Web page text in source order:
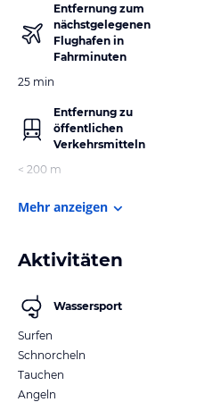
Entfernung zum
nächstgelegenen
Flughafen in
Fahrminuten
25 min
Entfernung zu
öffentlichen
Verkehrsmitteln
< 200 m
Mehr anzeigen
Aktivitäten
Wassersport
Surfen
Schnorcheln
Tauchen
Angeln